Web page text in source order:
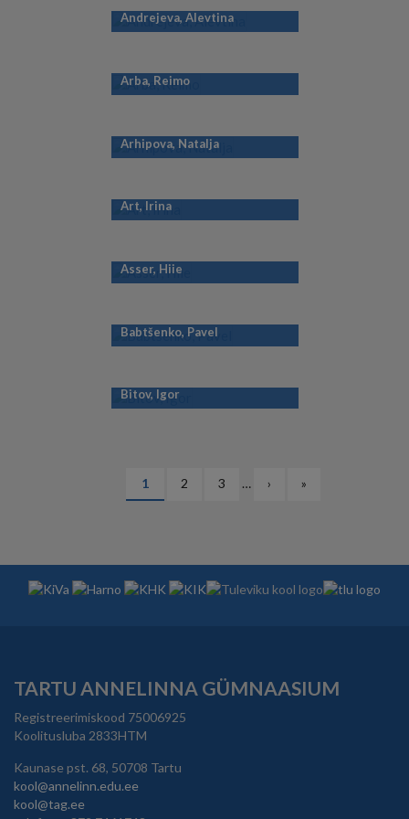
Andrejeva, Alevtina
Arba, Reimo
Arhipova, Natalja
Art, Irina
Asser, Hiie
Babtšenko, Pavel
Bitov, Igor
Eesolev
leht
1 Lehekülg
2 Lehekülg
3 …
Järgmine
›
Viimane
»
TARTU ANNELINNA GÜMNAASIUM
Registreerimiskood 75006925
Koolitusluba 2833HTM
Kaunase pst. 68, 50708 Tartu
kool@annelinn.edu.ee
kool@tag.ee